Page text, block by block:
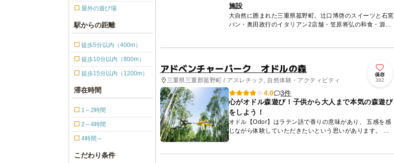
施設
大自然に囲まれた三重県菰野町。辻口博啓のスイーツと石窯
パン・奥田政行のイタリアン2店舗・笠原将弘の和食・源泉
アドベンチャーパーク オドルの森
三重県三重郡菰野町 / アスレチック, 自然体験・アクティビティ
保存
382
4.0
3件
心がオドル森遊び！子供から大人まで本気の森遊び
をしよう！
オドル【Odor】はラテン語で香りの意味があり、 五感を感
じながら体験していただきたいという思いがあります。 オ
ドルの森は元里山林。 そして放置林であったため、倒木や
屋外の遊び場
駅からの距離
徒歩5分以内（400m）
徒歩10分以内（800m）
徒歩15分以内（1200m）
滞在時間
1～2時間
2～4時間
4時間～
こだわり条件